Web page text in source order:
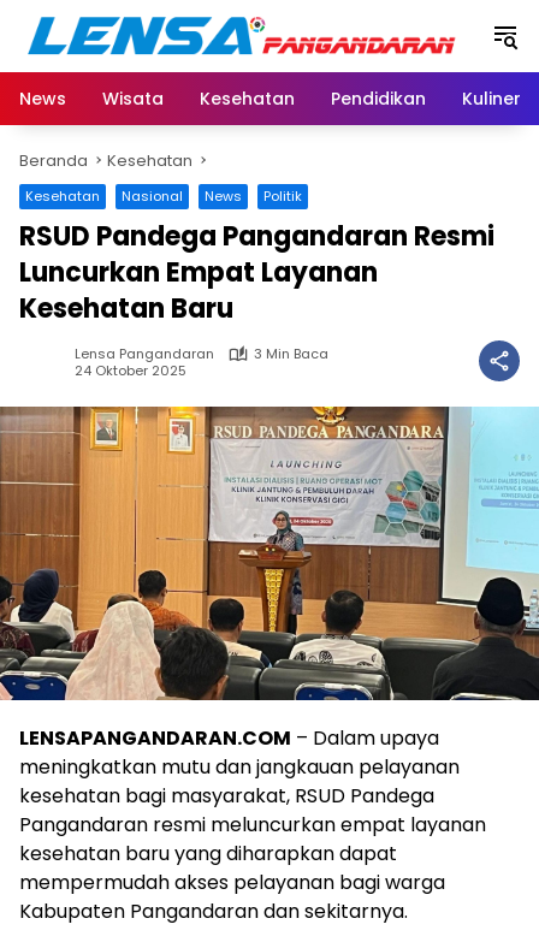
Langsung
konten
News
Wisata Kesehatan Pendidikan Kuliner
Beranda Kesehatan
Kesehatan Nasional News Politik
RSUD Pandega Pangandaran Resmi
Luncurkan Empat Layanan
Kesehatan Baru
Lensa Pangandaran
3 Min Baca
24 Oktober 2025
LENSAPANGANDARAN.COM – Dalam upaya
meningkatkan mutu dan jangkauan pelayanan
kesehatan bagi masyarakat, RSUD Pandega
Pangandaran resmi meluncurkan empat layanan
kesehatan baru yang diharapkan dapat
mempermudah akses pelayanan bagi warga
Kabupaten Pangandaran dan sekitarnya.